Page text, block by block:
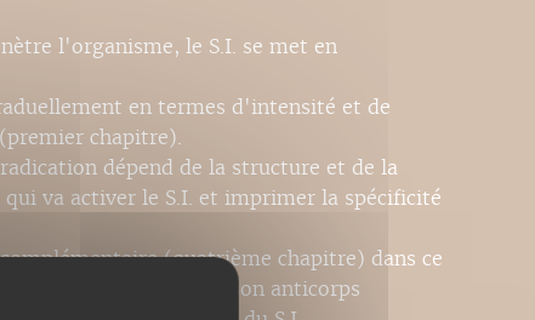
l'organisme, le S.I. se met en
en termes d'intensité et de
chapitre).
dépend de la structure et de la
va activer le S.I. et imprimer la spécificité
(quatrième chapitre) dans ce
par l'antigène et son anticorps